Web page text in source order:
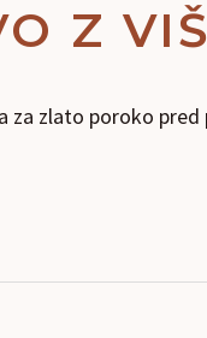
Z
za zlato poroko